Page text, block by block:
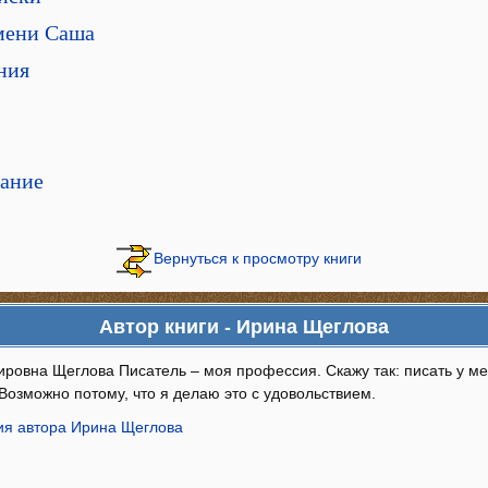
Саша
Вернуться к просмотру книги
Автор книги - Ирина Щеглова
Щеглова Писатель – моя профессия. Скажу так: писать у
потому, что я делаю это с удовольствием.
автора Ирина Щеглова